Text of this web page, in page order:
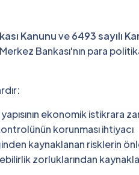
Kanunuve6493 sayılı
Bankası'nın para
ekonomik istikrara
korunması ihtiyacı
kaynaklanan risklerin
zorluklarından